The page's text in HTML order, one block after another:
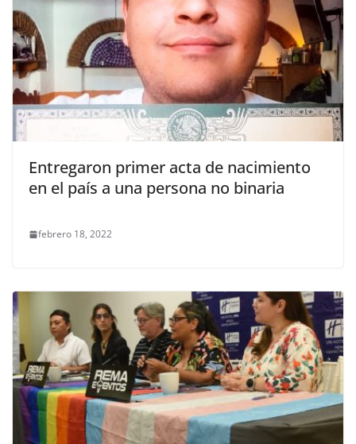
Entregaron primer acta de nacimiento
en el país a una persona no binaria
febrero 18, 2022